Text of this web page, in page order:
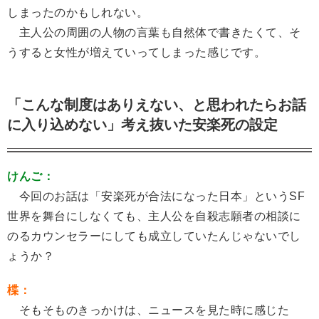
しまったのかもしれない。
主人公の周囲の人物の言葉も自然体で書きたくて、そ
うすると女性が増えていってしまった感じです。
「こんな制度はありえない、と思われたらお話
に入り込めない」考え抜いた安楽死の設定
けんご：
今回のお話は「安楽死が合法になった日本」というSF
世界を舞台にしなくても、主人公を自殺志願者の相談に
のるカウンセラーにしても成立していたんじゃないでし
ょうか？
楪：
そもそものきっかけは、ニュースを見た時に感じた